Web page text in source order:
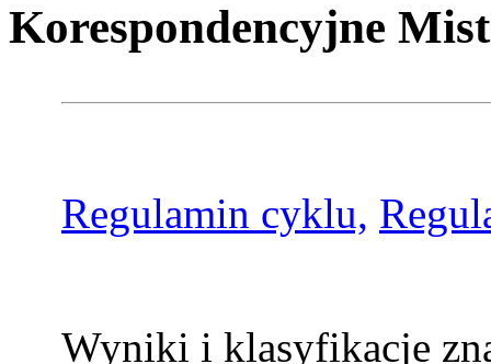
Korespondencyjne
Regulamin cyklu,
Wyniki i klasyfikacje